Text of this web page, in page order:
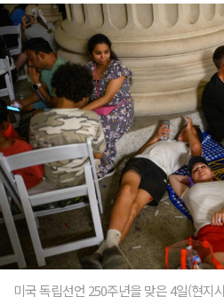
미국 독립선언 250주년을 맞은 4일(현지